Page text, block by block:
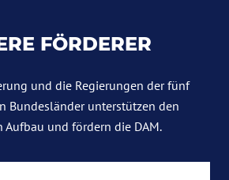
FÖRDERER
und die Regierungen der fünf
Bundesländer unterstützen den
Aufbau und fördern die DAM.